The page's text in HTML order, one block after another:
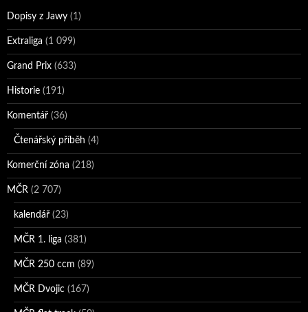
Dopisy z Jawy (1)
Extraliga (1 099)
Grand Prix (633)
Historie (191)
Komentář (36)
Čtenářský příběh (4)
Komerční zóna (218)
MČR (2 707)
kalendář (23)
MČR 1. liga (381)
MČR 250 ccm (89)
MČR Dvojic (167)